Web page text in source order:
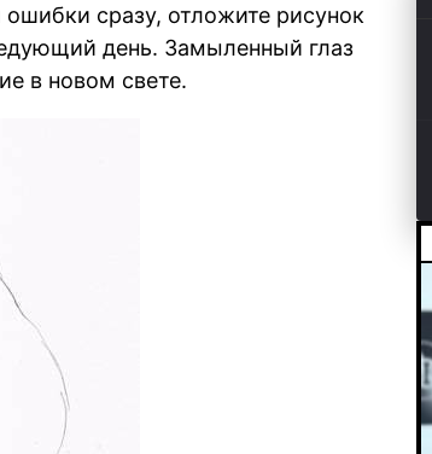
сразу, отложите рисунок
день. Замыленный глаз
в новом свете.